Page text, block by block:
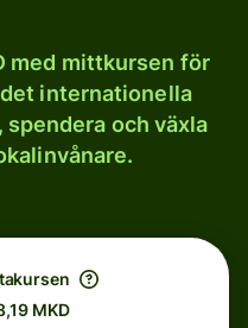
med mittkursen för
internationella
och växla
MKD